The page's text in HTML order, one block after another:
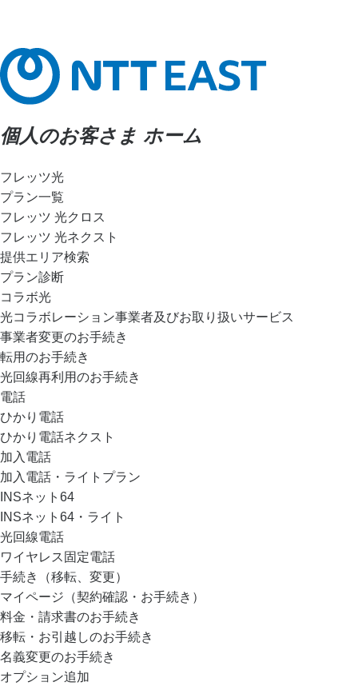
個人のお客さま ホーム
フレッツ光
プラン一覧
フレッツ 光クロス
フレッツ 光ネクスト
提供エリア検索
プラン診断
コラボ光
光コラボレーション事業者及びお取り扱いサービス
事業者変更のお手続き
転用のお手続き
光回線再利用のお手続き
電話
ひかり電話
ひかり電話ネクスト
加入電話
加入電話・ライトプラン
INSネット64
INSネット64・ライト
光回線電話
ワイヤレス固定電話
手続き（移転、変更）
マイページ（契約確認・お手続き）
料金・請求書のお手続き
移転・お引越しのお手続き
名義変更のお手続き
オプション追加